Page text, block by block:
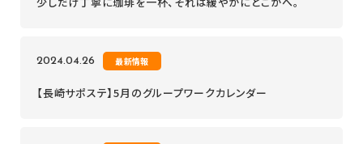
2024.04.26 最新情報
【長崎サポステ】5月のグループワークカレンダー